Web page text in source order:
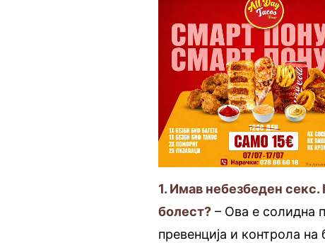
1. Имав небезбеден
болест? – Ова е солидна
превенција и контрола на